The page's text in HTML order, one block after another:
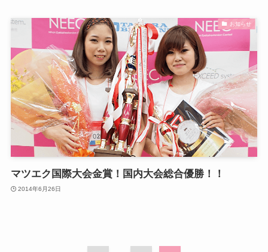
お知らせ
マツエク国際大会金賞！国内大会総合優勝！！
2014年6月26日